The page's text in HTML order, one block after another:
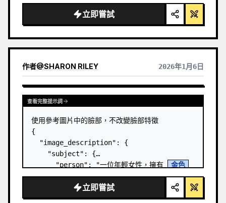
長的波浪金髮，膚色白皙透亮",
      "features": "自然的皮膚紋理，胸部有明
顯的曬痕，臉頰微紅，帶著溫柔的微笑，肚臍環，淺
淺的雀斑。",
      "accessories": "金色吊墜項鍊，小金圈
    },
…
立即嘗試
作者@SHARON RILEY 2026年1月6日
查看完整提示詞
使用參考圖片中的臉部，不改變臉部特徵
{
  "image_description": {
    "subject": {
      "person": "一位年輕女性，擁有
金色
頭髮和白皙皮膚",
      "expression": "極度震驚和驚訝，嘴巴張
大呈倒抽一口氣狀，眼睛略微向上翻，臉部表情戲劇
立即嘗試